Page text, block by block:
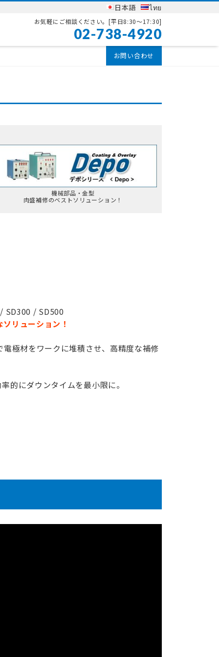
日本語 ไทย
お気軽にご相談ください。[平日8:30〜17:30]
02-738-4920
お問い合わせ
機械部品・金型
肉盛補修のベストソリューション！
SD300 / SD500
リューション！
極材をワークに堆積させ、高精度な補修
的にダウンタイムを最小限に。